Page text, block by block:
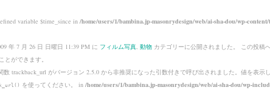
variable $time_since in /home/users/1/bambina.jp-masonrydesign/web/ai-sha-dou/wp-
年 7 月 26 日 日曜日 11:39 PM に フィルム写真, 動物 カテゴリーに公開されました。 この投稿
とができます。
数 trackback_url がバージョン 2.5.0 から非推奨になった引数付きで呼び出されました。値を表示
を使ってください。 in /home/users/1/bambina.jp-masonrydesign/web/ai-sha-dou/wp-